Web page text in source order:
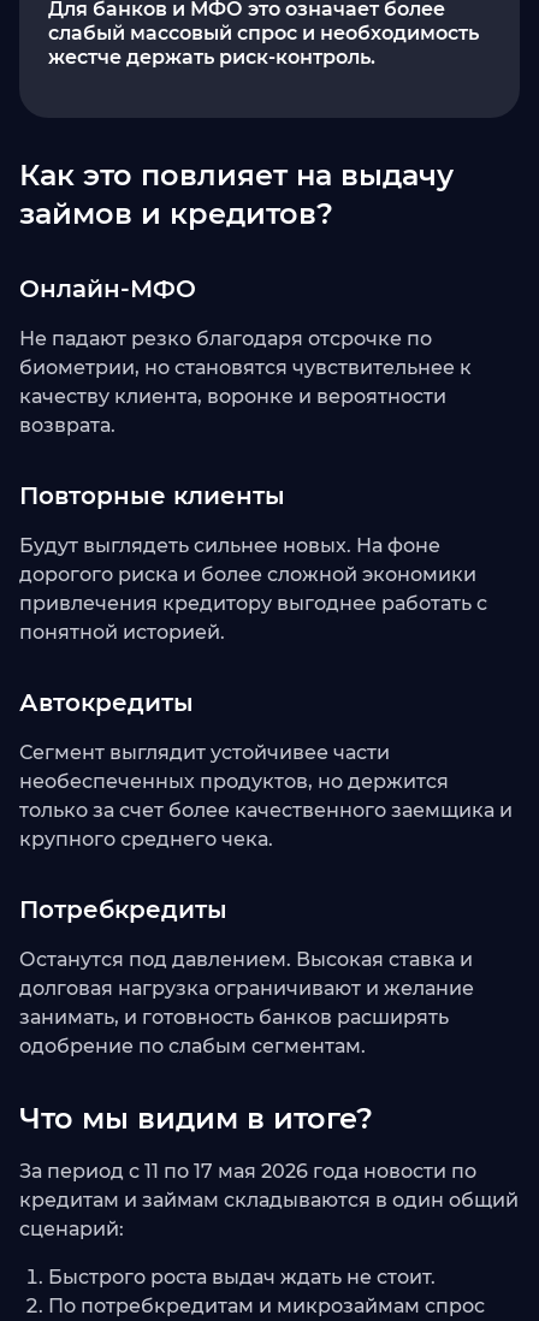
Для банков и МФО это означает более
слабый массовый спрос и необходимость
жестче держать риск-контроль.
Как это повлияет на выдачу
займов и кредитов?
Онлайн-МФО
Не падают резко благодаря отсрочке по
биометрии, но становятся чувствительнее к
качеству клиента, воронке и вероятности
возврата.
Повторные клиенты
Будут выглядеть сильнее новых. На фоне
дорогого риска и более сложной экономики
привлечения кредитору выгоднее работать с
понятной историей.
Автокредиты
Сегмент выглядит устойчивее части
необеспеченных продуктов, но держится
только за счет более качественного заемщика и
крупного среднего чека.
Потребкредиты
Останутся под давлением. Высокая ставка и
долговая нагрузка ограничивают и желание
занимать, и готовность банков расширять
одобрение по слабым сегментам.
Что мы видим в итоге?
За период с 11 по 17 мая 2026 года новости по
кредитам и займам складываются в один общий
сценарий:
Быстрого роста выдач ждать не стоит.
По потребкредитам и микрозаймам спрос